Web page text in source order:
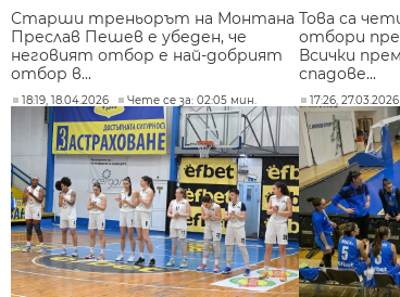
Старши треньорът на Монтана
Преслав Пешев е убеден, че
неговият отбор е най-добрият
отбор в...
18:19, 18.04.2026 Чете се за: 02:05 мин.
Това са
отбори
Всички
спадове...
17:26, 27.03.2026